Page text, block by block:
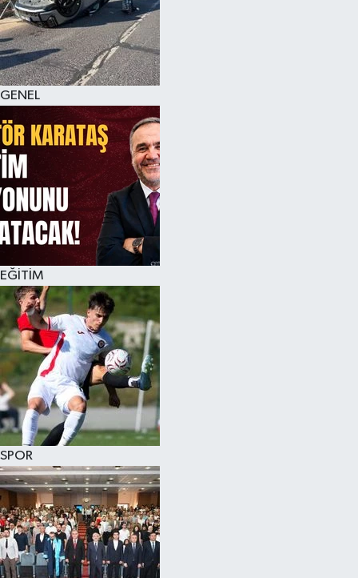
GENEL
EĞİTİM
SPOR
KÜLTÜR SANAT
MAGAZİN
SAĞLIK
SİYASET
SPOR
TEKNOLOJİ
VİZYONDAKİLER
YAŞAM